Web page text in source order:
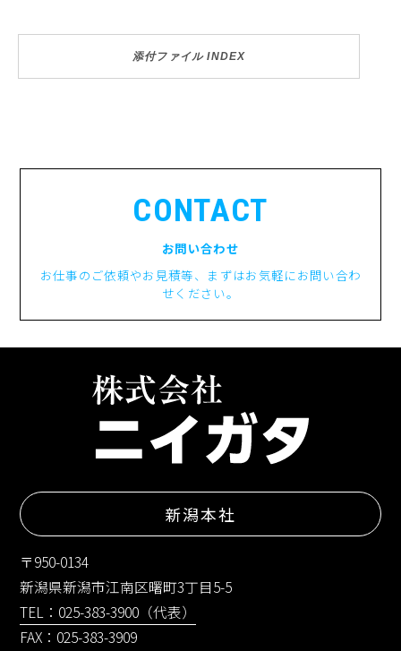
添付ファイル INDEX
CONTACT
お問い合わせ
お仕事のご依頼やお見積等、まずはお気軽にお問い合わ
せください。
新潟本社
〒950-0134
新潟県新潟市江南区曙町3丁目5-5
TEL：025-383-3900（代表）
FAX：025-383-3909